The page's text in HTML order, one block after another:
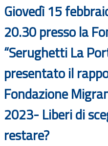
Giovedì 15
20.30 presso la
“Serughetti La
presentato il
Fondazione
2023- Liberi di
restare?